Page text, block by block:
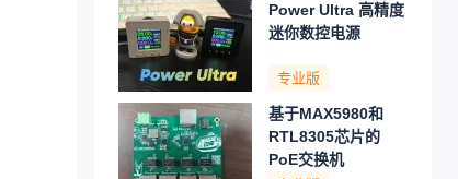
Power Ultra 高精度
迷你数控电源
专业版
基于MAX5980和
RTL8305芯片的
PoE交换机